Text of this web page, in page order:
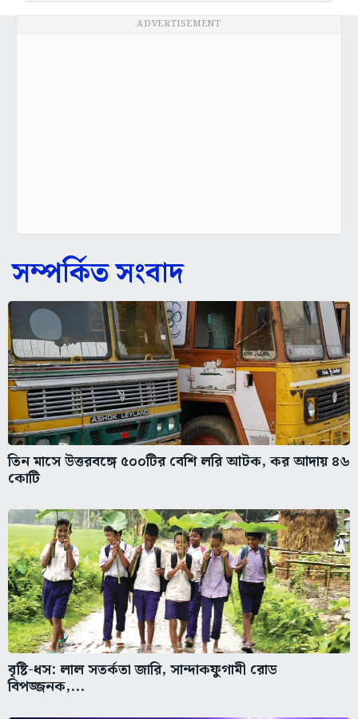
ADVERTISEMENT
সম্পর্কিত সংবাদ
তিন মাসে উত্তরবঙ্গে ৫০০টির বেশি লরি আটক, কর আদায় ৪৬
কোটি
বৃষ্টি-ধস: লাল সতর্কতা জারি, সান্দাকফুগামী রোড
বিপজ্জনক,...